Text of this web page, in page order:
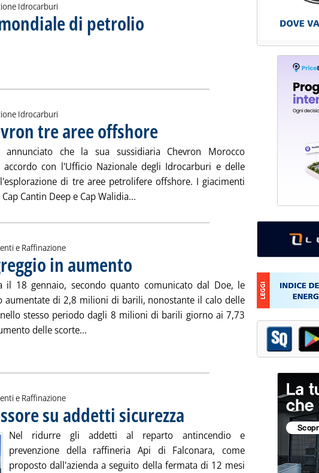
Idrocarburi
di petrolio . Pubblicata venerdì 25 gennaio 2013 alle 16.56.
mondiale di petrolio'
notizia
Idrocarburi
tre aree offshore
annunciato che la sua sussidiaria Chevron Morocco
con l'Ufficio Nazionale degli Idrocarburi e delle
di tre aree petrolifere offshore. I giacimenti
Cantin Deep e Cap Walidia... Leggi tutta la notizia: 'Marocco, a
e Raffinazione
in aumento . Pubblicata venerdì 25 gennaio 2013 alle 14.45.
il 18 gennaio, secondo quanto comunicato dal Doe, le
aumentate di 2,8 milioni di barili, nonostante il calo delle
stesso periodo dagli 8 milioni di barili giorno ai 7,73
delle scorte... Leggi tutta la notizia: 'Usa, scorte di greggio in
notizia
e Raffinazione
su addetti sicurezza . Pubblicata venerdì 25 gennaio 2013 alle
Nel ridurre gli addetti al reparto antincendio e
prevenzione della raffineria Api di Falconara, come
proposto dall'azienda a seguito della fermata di 12 mesi